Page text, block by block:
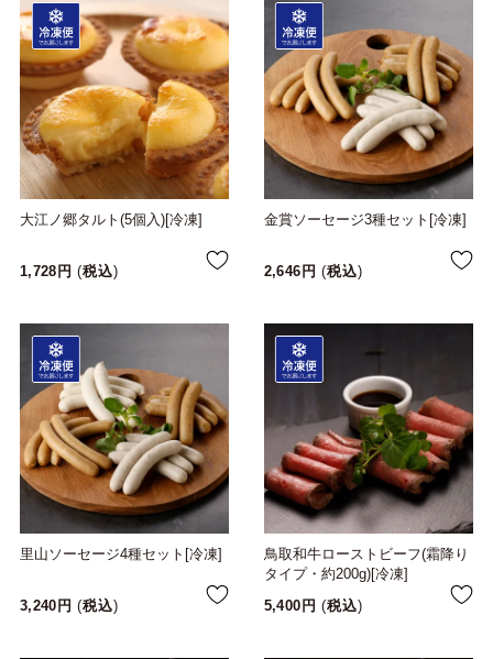
大江ノ郷タルト(5個入)[冷凍]
1,728 税込
金賞ソーセージ3種セット[冷凍]
2,646 税込
里山ソーセージ4種セット[冷凍]
3,240 税込
鳥取和牛ローストビーフ(霜降り
タイプ・約200g)[冷凍]
5,400
税込